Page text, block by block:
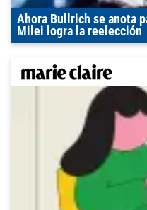
Ahora Bullrich se anota
Milei logra la reelección